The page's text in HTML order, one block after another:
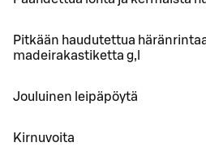
Pitkään haudutettua
madeirakastiketta g,l
Jouluinen leipäpöytä
Kirnuvoita